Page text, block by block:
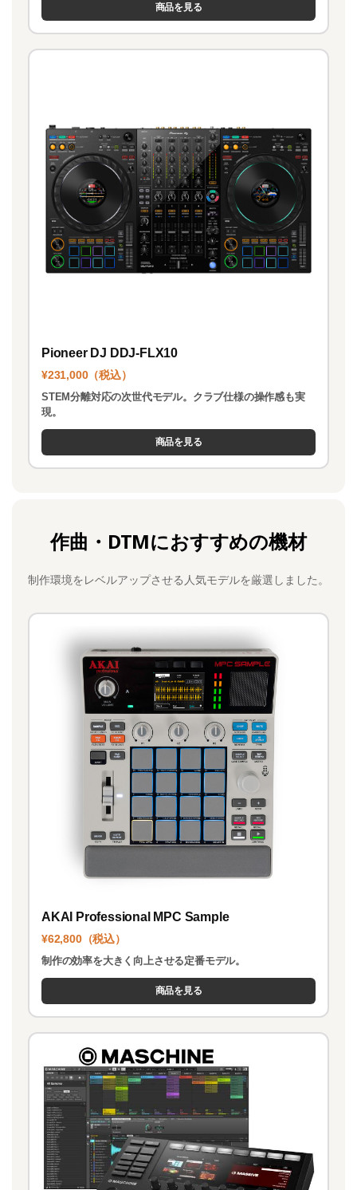
商品を見る
Pioneer DJ DDJ-FLX10
¥231,000（税込）
STEM分離対応の次世代モデル。クラブ仕様の操作感も実
現。
商品を見る
作曲・DTMにおすすめの機材
制作環境をレベルアップさせる人気モデルを厳選しました。
AKAI Professional MPC Sample
¥62,800（税込）
制作の効率を大きく向上させる定番モデル。
商品を見る